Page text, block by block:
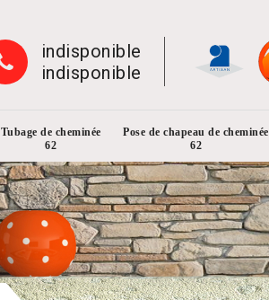
indisponible
indisponible
Tubage de cheminée
62
Pose de chapeau de cheminée
62